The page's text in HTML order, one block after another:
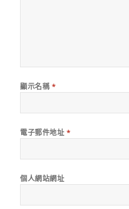
顯示名稱 *
電子郵件地址 *
個人網站網址